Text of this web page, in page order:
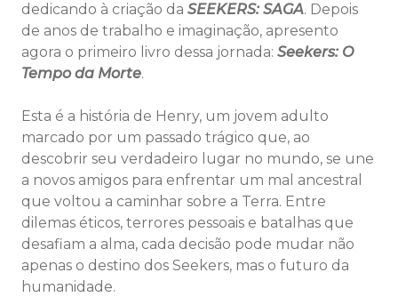
dedicando à criação da SEEKERS: SAGA. Depois
de anos de trabalho e imaginação, apresento
agora o primeiro livro dessa jornada: Seekers: O
Tempo da Morte.
Esta é a história de Henry, um jovem adulto
marcado por um passado trágico que, ao
descobrir seu verdadeiro lugar no mundo, se une
a novos amigos para enfrentar um mal ancestral
que voltou a caminhar sobre a Terra. Entre
dilemas éticos, terrores pessoais e batalhas que
desafiam a alma, cada decisão pode mudar não
apenas o destino dos Seekers, mas o futuro da
humanidade.